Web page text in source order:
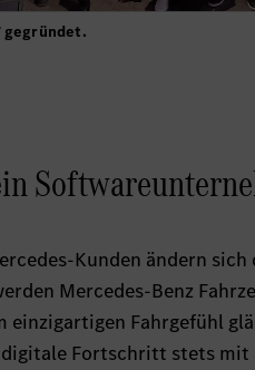
gegründet.
Kunden ändern
Mercedes-Benz
einzigartigen Fahrgefühl
digitale Fortschritt stets